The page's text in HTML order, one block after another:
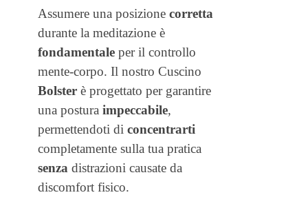
In caso di lavaggio del cuscino, con questa federa
aggiuntiva non ci sarà bisogno di vuotare il
contenuto dell'imbottitura e dovrai solamente lavare
la federa esterna.
Tutte le federe (compreso quelle interne) sono dotate
di cerniera lampo.
La disponibilità per questo prodotto in caso di ordini
più di 10 pezzi potrebbe essere dai 3 ai 7 gg
lavorativi. Ed è possibile personalizzarli anche con
scritte (loghi ecc.) ricamate su richiesta.
Assumere una posizionecorretta
durante lameditazione è
fondamentaleper il controllo
mente-corpo. Il nostro Cuscino
Bolsterèprogettato per garantire
una posturaimpeccabile,
permettendoti diconcentrarti
completamentesulla tua pratica
senzadistrazioni causate da
discomfort fisico.